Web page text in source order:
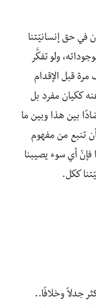
في حق إنسانيّتنا
ولو تفكَّر
قبل الإقدام
ككيان مفرد بل
بين هذا وبين ما
تنبع من مفهوم
فإنّ أي سوء يصيبنا
ككل.
جدلاً وخلافًا..